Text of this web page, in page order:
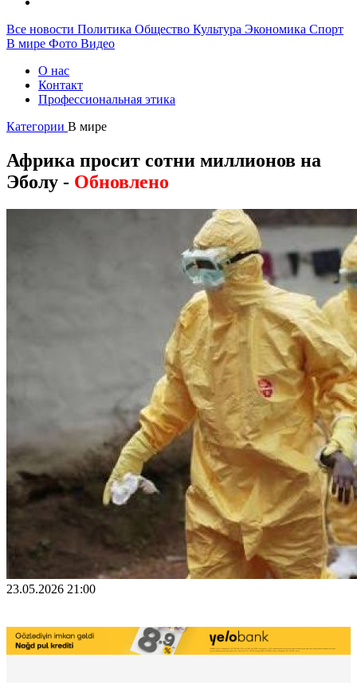
Все новости Политика Общество Культура Экономика Спорт
В мире Фото Видео
О нас
Контакт
Профессиональная этика
Категории В мире
Африка просит сотни миллионов на
Эболу - Oбновлено
23.05.2026 21:00